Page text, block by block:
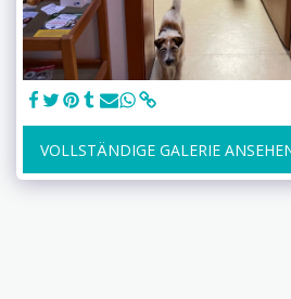
VOLLSTÄNDIGE GALERIE